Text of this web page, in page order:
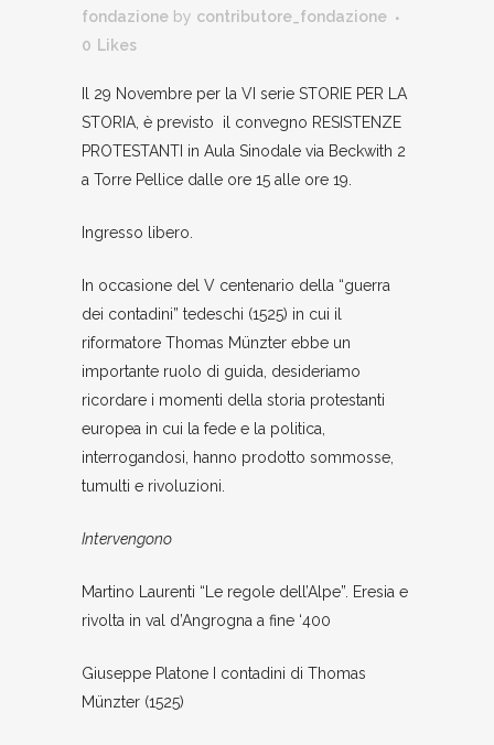
fondazione by contributore_fondazione
0 Likes
Il 29 Novembre per la VI serie STORIE PER LA
STORIA, è previsto il convegno RESISTENZE
PROTESTANTI in Aula Sinodale via Beckwith 2
a Torre Pellice dalle ore 15 alle ore 19.
Ingresso libero.
In occasione del V centenario della “guerra
dei contadini” tedeschi (1525) in cui il
riformatore Thomas Münzter ebbe un
importante ruolo di guida, desideriamo
ricordare i momenti della storia protestanti
europea in cui la fede e la politica,
interrogandosi, hanno prodotto sommosse,
tumulti e rivoluzioni.
Intervengono
Martino Laurenti “Le regole dell’Alpe”. Eresia e
rivolta in val d’Angrogna a fine ‘400
Giuseppe Platone I contadini di Thomas
Münzter (1525)